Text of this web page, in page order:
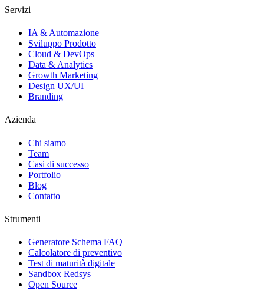
Servizi
IA & Automazione
Sviluppo Prodotto
Cloud & DevOps
Data & Analytics
Growth Marketing
Design UX/UI
Branding
Azienda
Chi siamo
Team
Casi di successo
Portfolio
Blog
Contatto
Strumenti
Generatore Schema FAQ
Calcolatore di preventivo
Test di maturità digitale
Sandbox Redsys
Open Source